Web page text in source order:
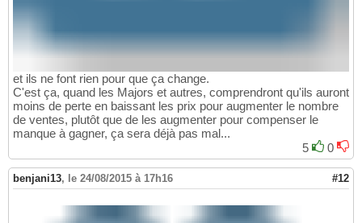
et ils ne font rien pour que ça change.
C'est ça, quand les Majors et autres, comprendront qu'ils auront
moins de perte en baissant les prix pour augmenter le nombre
de ventes, plutôt que de les augmenter pour compenser le
manque à gagner, ça sera déjà pas mal...
5
0
benjani13, le 24/08/2015 à 17h16 #12